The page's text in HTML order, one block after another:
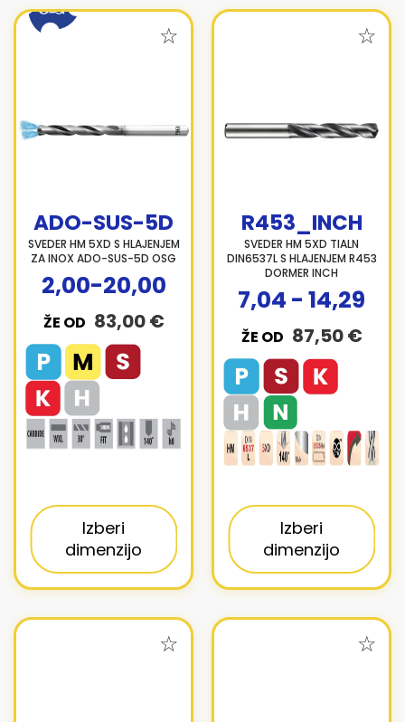
ADO-SUS-5D
SVEDER HM 5XD S HLAJENJEM
ZA INOX ADO-SUS-5D OSG
ŽE OD 83,00 €
2,00-20,00
Izberi
dimenzijo
R453_INCH
SVEDER HM 5XD TIALN
DIN6537L S HLAJENJEM R453
DORMER INCH
ŽE OD 87,50 €
7,04 - 14,29
Izberi
dimenzijo